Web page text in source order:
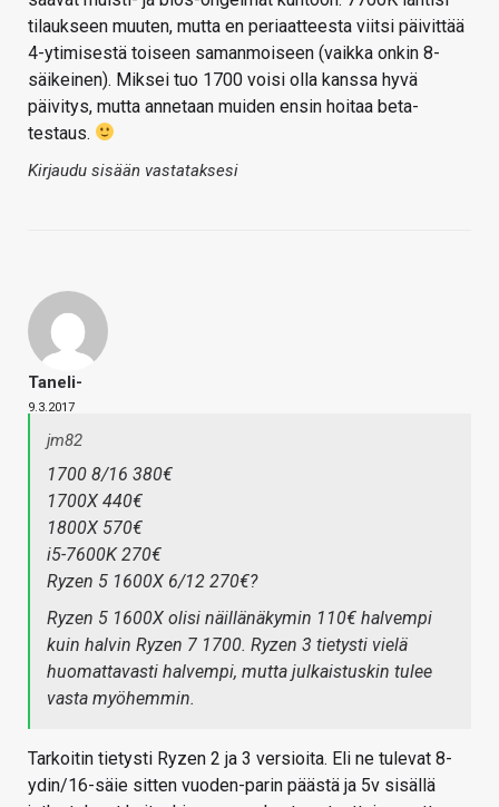
tilaukseen muuten, mutta en periaatteesta viitsi päivittää
4-ytimisestä toiseen samanmoiseen (vaikka onkin 8-
säikeinen). Miksei tuo 1700 voisi olla kanssa hyvä
päivitys, mutta annetaan muiden ensin hoitaa beta-
testaus.
Kirjaudu sisään vastataksesi
Taneli-
9.3.2017
jm82
1700 8/16 380€
1700X 440€
1800X 570€
i5-7600K 270€
Ryzen 5 1600X 6/12 270€?
Ryzen 5 1600X olisi näillänäkymin 110€ halvempi
kuin halvin Ryzen 7 1700. Ryzen 3 tietysti vielä
huomattavasti halvempi, mutta julkaistuskin tulee
vasta myöhemmin.
Tarkoitin tietysti Ryzen 2 ja 3 versioita. Eli ne tulevat 8-
ydin/16-säie sitten vuoden-parin päästä ja 5v sisällä